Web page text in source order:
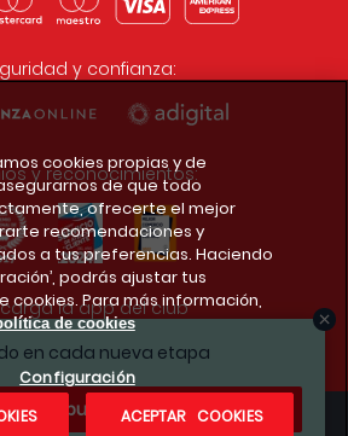
en cada nueva etapa
¿Te apuntas?
y confianza:
y reconocimientos:
la app del club
cookies propias y de
de que todo
ofrecerte el mejor
recomendaciones y
a tus preferencias. Haciendo
podrás ajustar tus
cookies. Para más información,
de cookies
Configuración
ACEPTAR COOKIES